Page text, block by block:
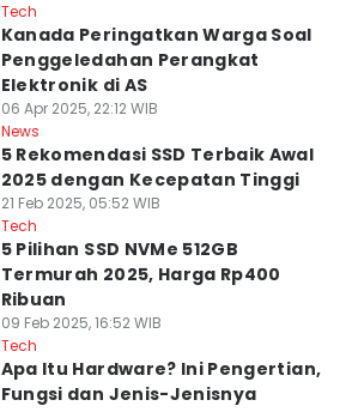
Tech
Kanada Peringatkan Warga Soal
Penggeledahan Perangkat
Elektronik di AS
06 Apr 2025, 22:12 WIB
News
5 Rekomendasi SSD Terbaik Awal
2025 dengan Kecepatan Tinggi
21 Feb 2025, 05:52 WIB
Tech
5 Pilihan SSD NVMe 512GB
Termurah 2025, Harga Rp400
Ribuan
09 Feb 2025, 16:52 WIB
Tech
Apa Itu Hardware? Ini Pengertian,
Fungsi dan Jenis-Jenisnya